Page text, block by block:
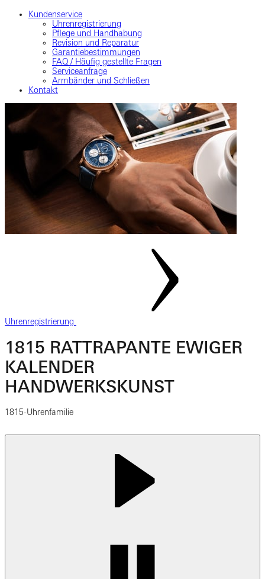
Kundenservice
Uhrenregistrierung
Pflege und Handhabung
Revision und Reparatur
Garantiebestimmungen
FAQ / Häufig gestellte Fragen
Serviceanfrage
Armbänder und Schließen
Kontakt
Uhrenregistrierung
1815 RATTRAPANTE EWIGER
KALENDER
HANDWERKSKUNST
1815-Uhrenfamilie